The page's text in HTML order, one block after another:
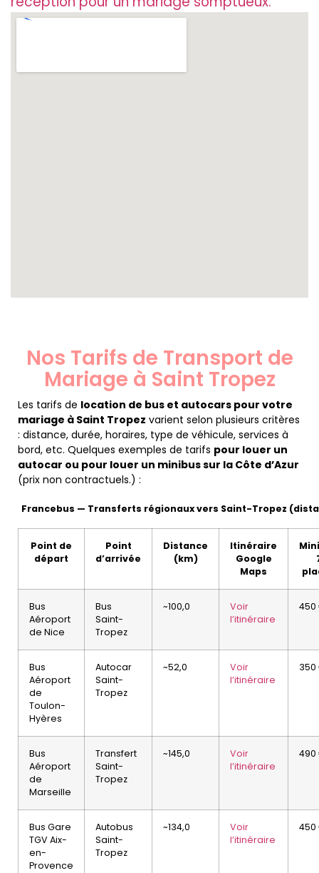
Nos Tarifs de Transport de
Mariage à Saint Tropez
Les tarifs de location de bus et autocars pour votre
mariage à Saint Tropez varient selon plusieurs critères
: distance, durée, horaires, type de véhicule, services à
bord, etc. Quelques exemples de tarifs pour louer un
autocar ou pour louer un minibus sur la Côte d’Azur
(prix non contractuels.) :
Francebus — Transferts régionaux vers Saint-Tropez
Point de
départ
Point
d’arrivée
Distance
(km)
Itinéraire
Google
Maps
Bus
Aéroport
de Nice
Bus
Saint-
Tropez
~100,0
Voir
l’itinéraire
450
Bus
Aéroport
de
Toulon-
Hyères
Autocar
Saint-
Tropez
~52,0
Voir
l’itinéraire
350
Bus
Aéroport
de
Marseille
Transfert
Saint-
Tropez
~145,0
Voir
l’itinéraire
490
Bus Gare
TGV Aix-
en-
Provence
Autobus
Saint-
Tropez
~134,0
Voir
l’itinéraire
450